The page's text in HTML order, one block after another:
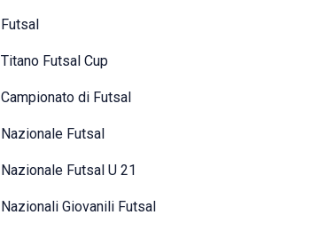
Futsal
Titano Futsal Cup
Campionato di Futsal
Nazionale Futsal
Nazionale Futsal U 21
Nazionali Giovanili Futsal